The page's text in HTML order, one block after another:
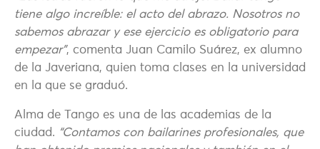
tiene algo increíble: el acto del abrazo. Nosotros no
sabemos abrazar y ese ejercicio es obligatorio para
empezar”, comenta Juan Camilo Suárez, ex alumno
de la Javeriana, quien toma clases en la universidad
en la que se graduó.
Alma de Tango es una de las academias de la
ciudad. “Contamos con bailarines profesionales, que